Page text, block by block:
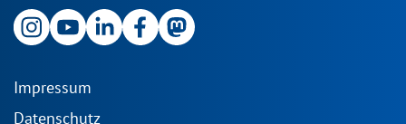
Impressum
Datenschutz